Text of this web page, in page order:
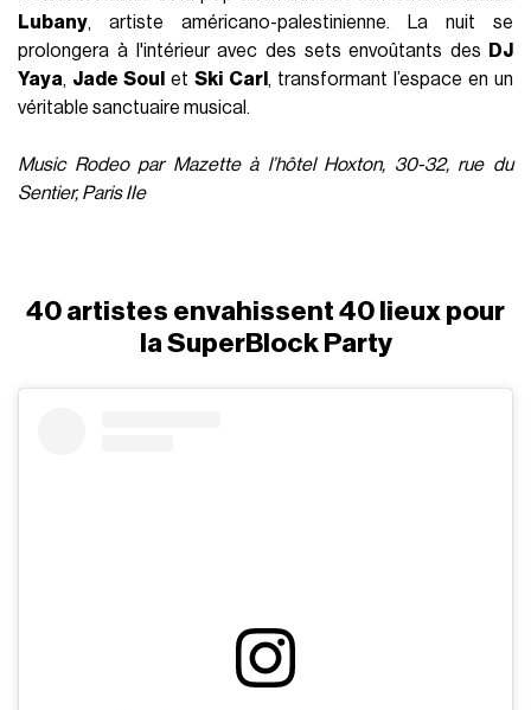
Lubany, artiste américano-palestinienne. La nuit se
prolongera à l'intérieur avec des sets envoûtants des DJ
Yaya, Jade Soul etSki Carl , transformant l’espace en un
véritable sanctuaire musical.
Music Rodeo par Mazette à l’hôtel Hoxton, 30-32, rue du
Sentier, Paris IIe
40 artistes envahissent 40 lieux pour
la SuperBlock Party